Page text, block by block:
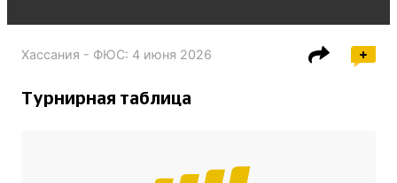
Хассания - ФЮС: 4 июня 2026
Турнирная таблица